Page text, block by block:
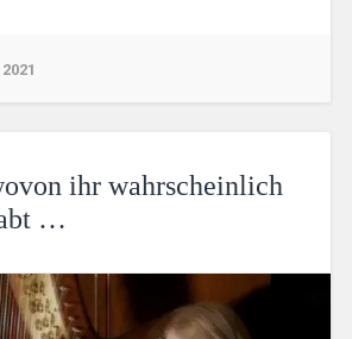
ihr wahrscheinlich
…